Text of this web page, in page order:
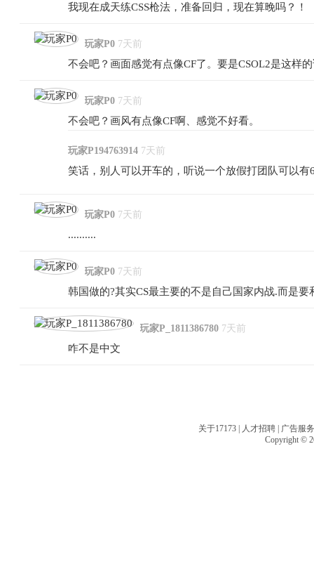
我现在成天练CSS枪法，准备回归，现在算晚吗？！
玩家P0 7天前
不会吧？画面感觉有点像CF了。要是CSOL2是这样
玩家P0 7天前
不会吧？画风有点像CF啊、感觉不好看。
玩家P194763914 7天前
笑话，别人可以开车的，听说一个放假打团队可以
玩家P0 7天前
..........
玩家P0 7天前
韩国做的?其实CS最主要的不是自己国家内战.而是要
玩家P_1811386780 7天前
咋不是中文
关于17173 | 人才招聘 | 广告服务
Copyright ©